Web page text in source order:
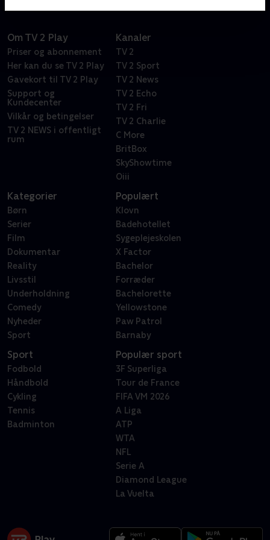
Om TV 2 Play
Priser og abonnement
Her kan du se TV 2 Play
Gavekort til TV 2 Play
Support og
Kundecenter
Vilkår og betingelser
TV 2 NEWS i offentligt
rum
Kanaler
TV 2
TV 2 Sport
TV 2 News
TV 2 Echo
TV 2 Fri
TV 2 Charlie
C More
BritBox
SkyShowtime
Oiii
Kategorier
Børn
Serier
Film
Dokumentar
Reality
Livsstil
Underholdning
Comedy
Nyheder
Sport
Populært
Klovn
Badehotellet
Sygeplejeskolen
X Factor
Bachelor
Forræder
Bachelorette
Yellowstone
Paw Patrol
Barnaby
Sport
Fodbold
Håndbold
Cykling
Tennis
Badminton
Populær sport
3F Superliga
Tour de France
FIFA VM 2026
A Liga
ATP
WTA
NFL
Serie A
Diamond League
La Vuelta